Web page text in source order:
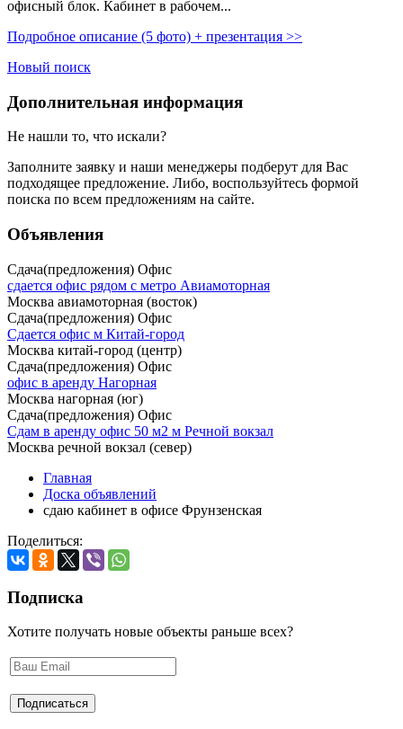
офисный блок. Кабинет в рабочем...
Подробное описание (5 фото) + презентация >>
Новый поиск
Дополнительная информация
Не нашли то, что искали?
Заполните заявку и наши менеджеры подберут для Вас
подходящее предложение. Либо, воспользуйтесь формой
поиска по всем предложениям на сайте.
Объявления
Сдача(предложения) Офис
сдается офис рядом с метро Авиамоторная
Москва авиамоторная (восток)
Сдача(предложения) Офис
Сдается офис м Китай-город
Москва китай-город (центр)
Сдача(предложения) Офис
офис в аренду Нагорная
Москва нагорная (юг)
Сдача(предложения) Офис
Сдам в аренду офис 50 м2 м Речной вокзал
Москва речной вокзал (север)
Главная
Доска объявлений
сдаю кабинет в офисе Фрунзенская
Поделиться:
Подписка
Хотите получать новые объекты раньше всех?